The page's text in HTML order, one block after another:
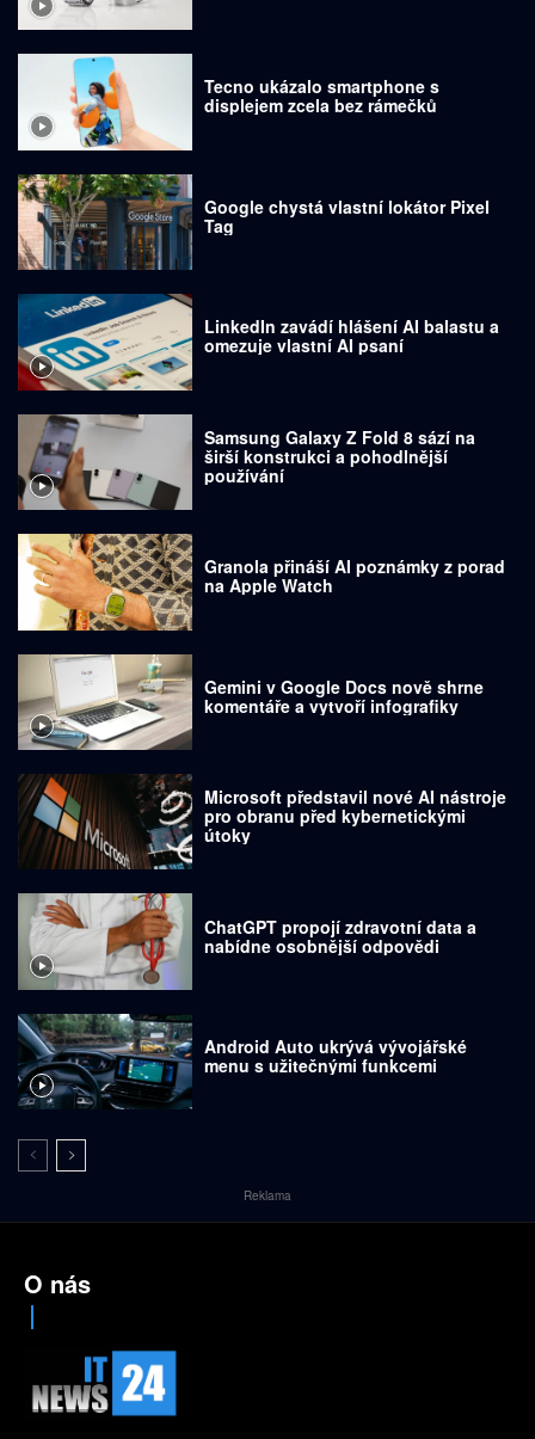
Tecno ukázalo smartphone s
displejem zcela bez rámečků
Google chystá vlastní lokátor Pixel
Tag
LinkedIn zavádí hlášení AI balastu a
omezuje vlastní AI psaní
Samsung Galaxy Z Fold 8 sází na
širší konstrukci a pohodlnější
používání
Granola přináší AI poznámky z porad
na Apple Watch
Gemini v Google Docs nově shrne
komentáře a vytvoří infografiky
Microsoft představil nové AI nástroje
pro obranu před kybernetickými
útoky
ChatGPT propojí zdravotní data a
nabídne osobnější odpovědi
Android Auto ukrývá vývojářské
menu s užitečnými funkcemi
Reklama
O nás